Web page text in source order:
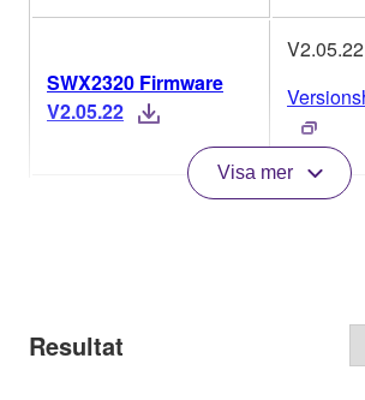
SWX2320 Firmware
V2.05.22
V2.05.22
Visa mer
Resultat